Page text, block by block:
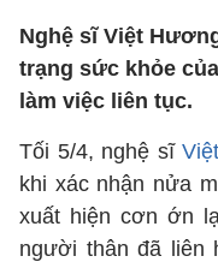
Nghệ sĩ Việt
trạng sức khỏe
làm việc liên tục.
Tối 5/4, nghệ sĩ
khi xác nhận nửa
xuất hiện cơn ớn
người thân đã liên